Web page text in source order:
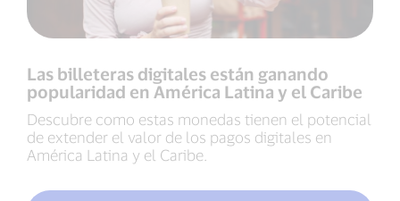
Las billeteras digitales están ganando
popularidad en América Latina y el Caribe
Descubre como estas monedas tienen el potencial
de extender el valor de los pagos digitales en
América Latina y el Caribe.